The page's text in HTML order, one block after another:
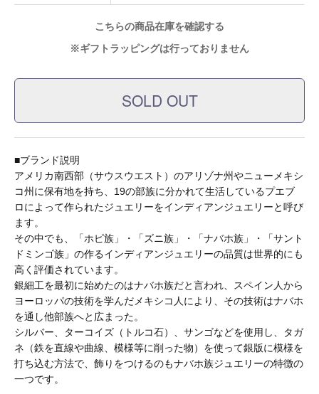
こちらの商品在庫を確認する
※ギフトラッピングは行っておりません
■ブランド説明
アメリカ南西部（サウスウエスト）のアリゾナ州やニューメキシ
コ州に保有地を持ち、19の部族に分かれて生活しているプエブ
ロによって作られたジュエリーをインディアンジュエリーと呼び
ます。
その中でも、「ホピ族」・「ズニ族」・「ナバホ族」・「サント
ドミンゴ族」の作るインディアンジュエリーの品質は世界的にも
高く評価されています。
銀細工を最初に始めたのはナバホ族だと言われ、スペイン人から
ヨーロッパの技術を学んだメキシコ人により、その技術はナバホ
を通し他部族へと広まった。
シルバー、ターコイズ（トルコ石）、サンゴなどを使用し、タガ
ネ（鉄を直線や曲線、模様等に削った物）を使って銀版に模様を
打ち込む方法で、飾りをつけるのもナバホ族ジュエリーの特徴の
一つです。
Used
alk phenix
ANACHRONORM
ARMY TWILL
B.A.F(Brooklyn Armed Forces Inc.)
BAGABOO